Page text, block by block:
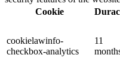
Cookie
cookielawinfo-
checkbox-analytics
11